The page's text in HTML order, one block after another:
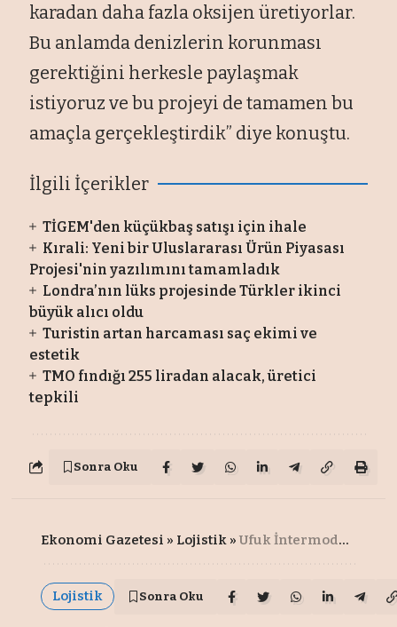
karadan daha fazla oksijen üretiyorlar.
Bu anlamda denizlerin korunması
gerektiğini herkesle paylaşmak
istiyoruz ve bu projeyi de tamamen bu
amaçla gerçekleştirdik” diye konuştu.
İlgili İçerikler
TİGEM'den küçükbaş satışı için ihale
Kırali: Yeni bir Uluslararası Ürün Piyasası
Projesi'nin yazılımını tamamladık
Londra’nın lüks projesinde Türkler ikinci
büyük alıcı oldu
Turistin artan harcaması saç ekimi ve
estetik
TMO fındığı 255 liradan alacak, üretici
tepkili
Sonra Oku
Ekonomi Gazetesi » Lojistik »Ufuk İntermodal Lojistik, ERP sistemiyle dijitalleşmeyi hızlandırdı
Lojistik Sonra Oku